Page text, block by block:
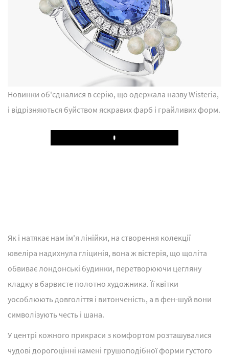
Новинки об'єдналися в серію, що одержала назву Wisteria,
і відрізняються буйством яскравих фарб і грайливих форм.
Play
Як і натякає нам ім'я лінійки, на створення колекції
ювеліра надихнула гліцинія, вона ж вістерія, що щоліта
обвиває лондонські будинки, перетворюючи цегляну
кладку в барвисте полотно художника. Її квітки
уособлюють довголіття і витонченість, а в фен-шуй вони
символізують честь і шана.
У центрі кожного прикраси з комфортом розташувалися
чудові дорогоцінні камені грушоподібної форми густого